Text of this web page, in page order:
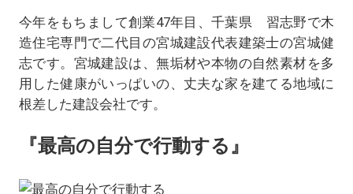
今年をもちまして創業47年目、千葉県 習志野で木
造住宅専門で二代目の宮城建設代表建築士の宮城健
志です。宮城建設は、無垢材や本物の自然素材を多
用した健康がいっぱいの、丈夫な家を建てる地域に
根差した建設会社です。
『最高の自分で行動する』